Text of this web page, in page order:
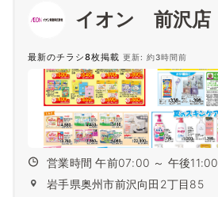
イオン 前沢店
最新のチラシ8枚掲載 更新: 約3時間前
営業時間 午前07:00 ～ 午後11:00
岩手県奥州市前沢向田2丁目85